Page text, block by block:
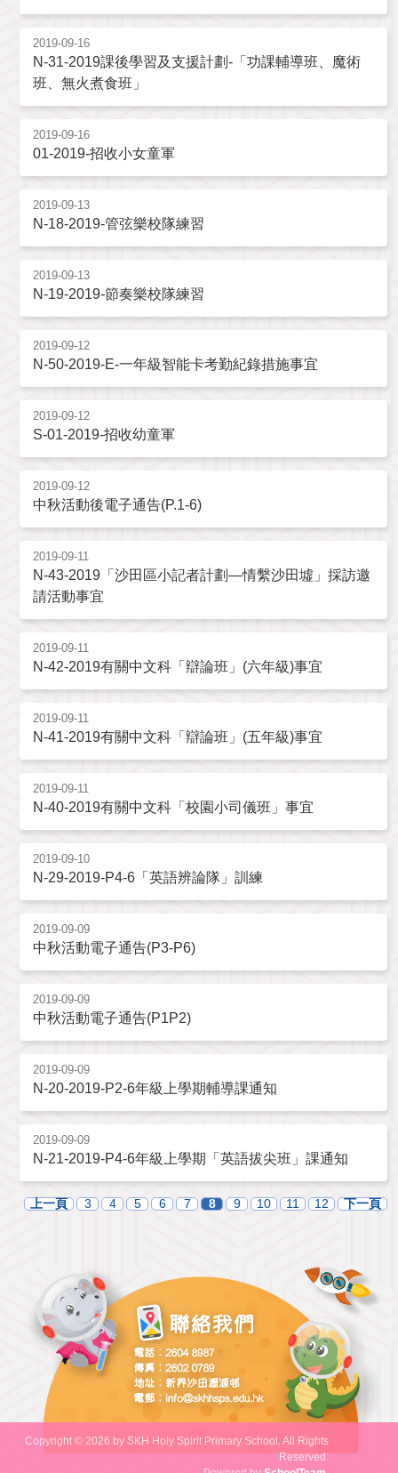
2019-09-16
N-31-2019課後學習及支援計劃-「功課輔導班、魔術
班、無火煮食班」
2019-09-16
01-2019-招收小女童軍
2019-09-13
N-18-2019-管弦樂校隊練習
2019-09-13
N-19-2019-節奏樂校隊練習
2019-09-12
N-50-2019-E-一年級智能卡考勤紀錄措施事宜
2019-09-12
S-01-2019-招收幼童軍
2019-09-12
中秋活動後電子通告(P.1-6)
2019-09-11
N-43-2019「沙田區小記者計劃—情繫沙田墟」採訪邀
請活動事宜
2019-09-11
N-42-2019有關中文科「辯論班」(六年級)事宜
2019-09-11
N-41-2019有關中文科「辯論班」(五年級)事宜
2019-09-11
N-40-2019有關中文科「校園小司儀班」事宜
2019-09-10
N-29-2019-P4-6「英語辨論隊」訓練
2019-09-09
中秋活動電子通告(P3-P6)
2019-09-09
中秋活動電子通告(P1P2)
2019-09-09
N-20-2019-P2-6年級上學期輔導課通知
2019-09-09
N-21-2019-P4-6年級上學期「英語拔尖班」課通知
上一頁 3 4 5 6 7 8 9 10 11 12 下一頁
Copyright © 2026 by SKH Holy Spirit Primary School. All Rights
Reserved.